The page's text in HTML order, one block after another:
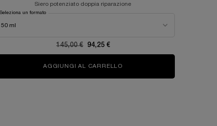
CONTORNO OCCHI
Siero potenziato doppia riparazione
Seleziona un formato
Old price
145,00 € New price
94,25 €
AGGIUNGI AL CARRELLO